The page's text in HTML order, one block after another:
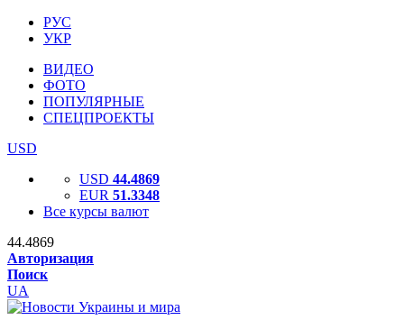
РУС
УКР
ВИДЕО
ФОТО
ПОПУЛЯРНЫЕ
СПЕЦПРОЕКТЫ
USD
USD 44.4869
EUR 51.3348
Все курсы валют
44.4869
Авторизация
Поиск
UA